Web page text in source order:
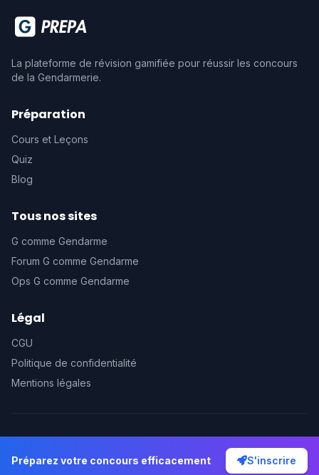
Préparez votre concours efficacement S'inscrire
Préparez votre concours efficacement S'inscrire
La plateforme de révision gamifiée pour réussir les concours
de la Gendarmerie.
Préparation
Cours et Leçons
Quiz
Blog
Tous nos sites
G comme Gendarme
Forum G comme Gendarme
Ops G comme Gendarme
Légal
CGU
Politique de confidentialité
Mentions légales